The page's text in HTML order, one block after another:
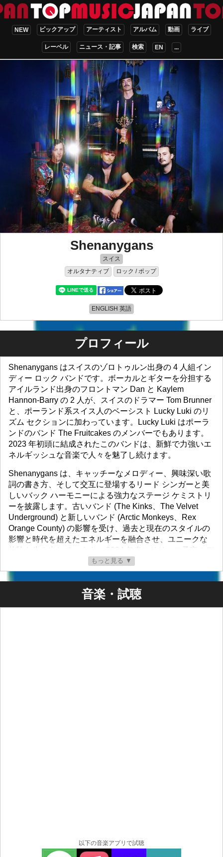
NEW ピックアップ アーティスト アルバム 動画 ライブ
レーベル ニュース・記事 検索 EN ...
Shenanygans
スイス
オルタナティブ
ロック / ポップ
ENGLISH 英語
プロフィール
Shenanygans はスイスのゾロトゥルン出身の 4 人組イン
ディー ロック バンドです。ボーカルとギターを分担する
アイルランド出身のフロントマン Dan と Kaylem
Hannon-Barry の 2 人が、スイスのドラマー Tom Brunner
と、ポーランド系スイス人のベーシスト Lucky Luki のリ
ズム セクションに加わっています。Lucky Luki はポーラ
ンドのバンド The Fruitcakes のメンバーでもあります。
2023 年初頭に結成されたこのバンドは、新鮮で力強いエ
ネルギッシュな音楽で人々を魅了し続けます。
Shenanygans は、キャッチーなメロディー、興味深い歌
詞の書き方、そして交互に登場するリード シンガーと美
しいバック ハーモニーによる強力なステージ ケミストリ
ーを披露します。古いバンド (The Kinks、The Velvet
Underground) と新しいバンド (Arctic Monkeys、Rex
Orange County) の影響を受け、過去と現在のスタイルの
影響と時代を超えたエネルギーを融合させ、ユニークな
体験を生み出しています。 2024 年春にリリース予定のデ
ビュー アルバム「On Monte Verita」のプロモーション中
の、迫力あるライブ ショーに注目してください。荒々し
いリズム、力強い演奏、印象的なスタイルをお楽しみく
もっと見る ▼
音楽・試聴
以下の音楽アプリで試聴